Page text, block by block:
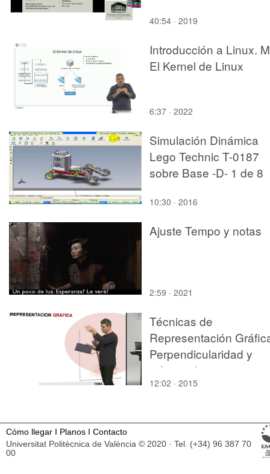
40:54 · 2019
Introducción a Linux.
El Kernel de Linux
6:37 · 2022
Simulación Dinámica
Lego Technic T-0187
sobre Base -D- 1 de 8
10:30 · 2016
Ajuste Tempo y notas
2:59 · 2021
Técnicas de
Representación
Perpendicularidad y
mínima distancia
12:02 · 2015
Cómo llegar I Planos I Contacto
Universitat Politècnica de València © 2020 · Tel. (+34) 96 387 70
00